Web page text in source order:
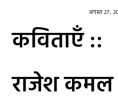
अगस्त 27,
कविताएँ ::
राजेश कमल